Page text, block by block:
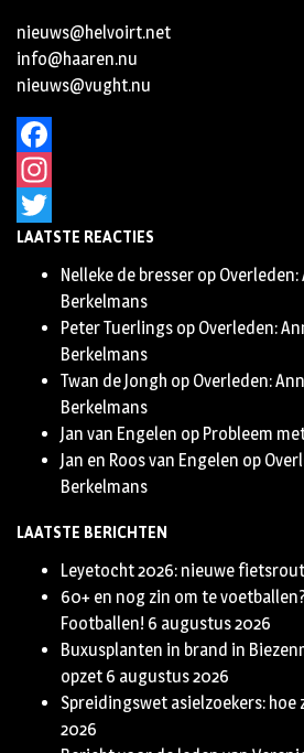
nieuws@helvoirt.net
info@haaren.nu
nieuws@vught.nu
Facebook
Instagram
Twitter
LAATSTE REACTIES
Nelleke de bresser op
Berkelmans
Peter Tuerlings op Overleden:
Berkelmans
Twan de Jongh op Overleden:
Berkelmans
Jan van Engelen op Probleem
Jan en Roos van Engelen op
Berkelmans
LAATSTE BERICHTEN
Leyetocht 2026: nieuwe
60+ en nog zin om te
Footballen! 6 augustus 2026
Buxusplanten in brand in
opzet 6 augustus 2026
Spreidingswet asielzoekers: hoe
2026